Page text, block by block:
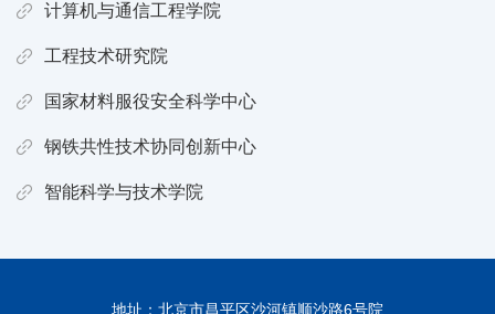
计算机与通信工程学院
工程技术研究院
国家材料服役安全科学中心
钢铁共性技术协同创新中心
智能科学与技术学院
地址：北京市昌平区沙河镇顺沙路6号院